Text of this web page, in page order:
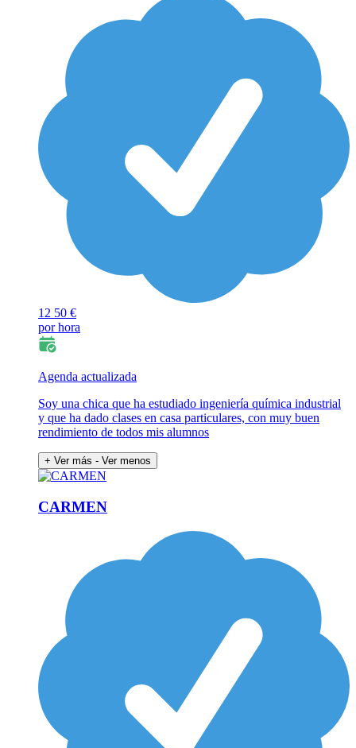
12 50 €
por hora
Agenda actualizada
Soy una chica que ha estudiado ingeniería química industrial
y que ha dado clases en casa particulares, con muy buen
rendimiento de todos mis alumnos
+ Ver más - Ver menos
CARMEN